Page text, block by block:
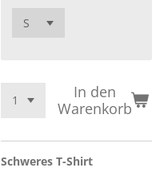
In den
Warenkorb
Schweres T-Shirt